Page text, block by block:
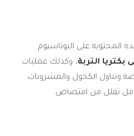
على البوتاسيوم
بكتريا التربة، وكذلك عمليات
وتناول الكحول والمشروبات
تقلل من امتصاص